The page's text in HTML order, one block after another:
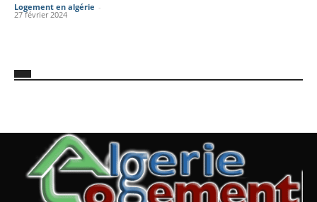
Logement en algérie -
27 février 2024